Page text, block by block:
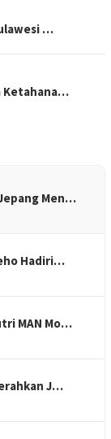
…
Ketahana…
Men…
Hadiri…
MAN Mo…
J…